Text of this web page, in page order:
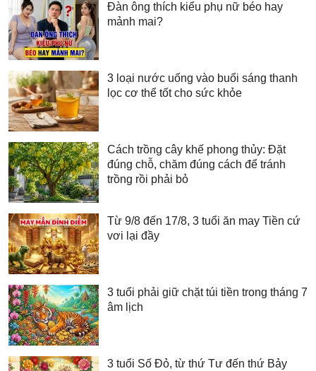
Đàn ông thích kiểu phụ nữ béo hay
mảnh mai?
3 loại nước uống vào buổi sáng thanh
lọc cơ thể tốt cho sức khỏe
Cách trồng cây khế phong thủy: Đặt
đúng chỗ, chăm đúng cách để tránh
trồng rồi phải bỏ
Từ 9/8 đến 17/8, 3 tuổi ăn may Tiền cứ
vơi lại đầy
3 tuổi phải giữ chặt túi tiền trong tháng 7
âm lịch
3 tuổi Số Đỏ, từ thứ Tư đến thứ Bảy